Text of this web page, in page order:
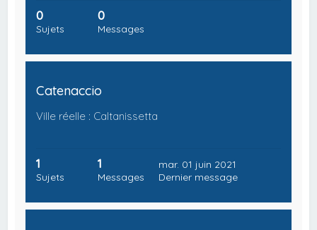
0
Sujets
0
Messages
Catenaccio
Ville réelle : Caltanissetta
1
Sujets
1
Messages
mar. 01 juin 2021
Dernier message